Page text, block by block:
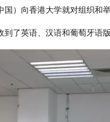
）向香港大学就对组织和
了英语、汉语和葡萄牙语